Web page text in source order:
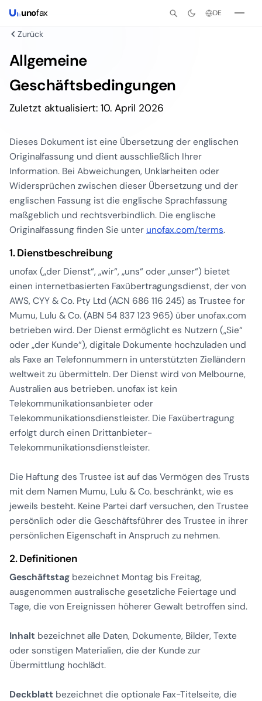
unofax DE
Zurück
Allgemeine
Geschäftsbedingungen
Zuletzt aktualisiert: 10. April 2026
Dieses Dokument ist eine Übersetzung der englischen
Originalfassung und dient ausschließlich Ihrer
Information. Bei Abweichungen, Unklarheiten oder
Widersprüchen zwischen dieser Übersetzung und der
englischen Fassung ist die englische Sprachfassung
maßgeblich und rechtsverbindlich. Die englische
Originalfassung finden Sie unter unofax.com/terms.
1. Dienstbeschreibung
unofax („der Dienst“, „wir“, „uns“ oder „unser“) bietet
einen internetbasierten Faxübertragungsdienst, der von
AWS, CYY & Co. Pty Ltd (ACN 686 116 245) as Trustee for
Mumu, Lulu & Co. (ABN 54 837 123 965) über unofax.com
betrieben wird. Der Dienst ermöglicht es Nutzern („Sie“
oder „der Kunde“), digitale Dokumente hochzuladen und
als Faxe an Telefonnummern in unterstützten Zielländern
weltweit zu übermitteln. Der Dienst wird von Melbourne,
Australien aus betrieben. unofax ist kein
Telekommunikationsanbieter oder
Telekommunikationsdienstleister. Die Faxübertragung
erfolgt durch einen Drittanbieter-
Telekommunikationsdienstleister.
Die Haftung des Trustee ist auf das Vermögen des Trusts
mit dem Namen Mumu, Lulu & Co. beschränkt, wie es
jeweils besteht. Keine Partei darf versuchen, den Trustee
persönlich oder die Geschäftsführer des Trustee in ihrer
persönlichen Eigenschaft in Anspruch zu nehmen.
2. Definitionen
Geschäftstag bezeichnet Montag bis Freitag,
ausgenommen australische gesetzliche Feiertage und
Tage, die von Ereignissen höherer Gewalt betroffen sind.
Inhalt bezeichnet alle Daten, Dokumente, Bilder, Texte
oder sonstigen Materialien, die der Kunde zur
Übermittlung hochlädt.
Deckblatt bezeichnet die optionale Fax-Titelseite, die